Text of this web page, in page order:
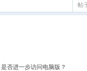
帖
否进一步访问电脑版？